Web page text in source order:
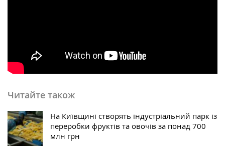
Читайте також
На Київщині створять індустріальний парк із
переробки фруктів та овочів за понад 700
млн грн